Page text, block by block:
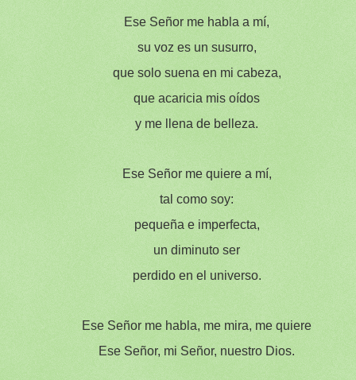
Ese Señor me habla a mí,
su voz es un susurro,
que solo suena en mi cabeza,
que acaricia mis oídos
y me llena de belleza.
Ese Señor me quiere a mí,
tal como soy:
pequeña e imperfecta,
un diminuto ser
perdido en el universo.
Ese Señor me habla, me mira, me quiere
Ese Señor, mi Señor, nuestro Dios.